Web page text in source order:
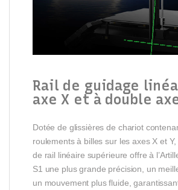
Rail de guidage
axe X et à double
Dotée de glissières de chariot
roulements à billes sur les axes X et
de rail linéaire supérieure offre à
S1 une plus grande précision, un
un mouvement plus fluide,